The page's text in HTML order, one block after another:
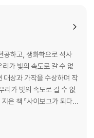
공하고, 생화학으로 석사
리가 빛의 속도로 갈 수 없
대상과 가작을 수상하며 작
리가 빛의 속도로 갈 수 없
은 책 『사이보그가 되다』
년 오늘의 작가상, 2020년
한국 문학의 미래가 될